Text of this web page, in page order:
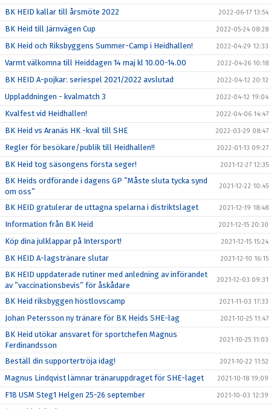
BK HEID kallar till årsmöte 2022 2022-06-17 13:54
BK Heid till Järnvägen Cup 2022-05-24 08:28
BK Heid och Riksbyggens Summer-Camp i Heidhallen! 2022-04-29 12:33
Varmt välkomna till Heiddagen 14 maj kl 10.00-14.00 2022-04-26 10:18
BK HEID A-pojkar: seriespel 2021/2022 avslutad 2022-04-12 20:12
Uppladdningen - kvalmatch 3 2022-04-12 19:04
Kvalfest vid Heidhallen! 2022-04-06 14:47
BK Heid vs Aranäs HK -kval till SHE 2022-03-29 08:47
Regler för besökare/publik till Heidhallen!! 2022-01-13 09:27
BK Heid tog säsongens första seger! 2021-12-27 12:35
BK Heids ordförande i dagens GP ”Måste sluta tycka synd
om oss”
2021-12-22 10:45
BK HEID gratulerar de uttagna spelarna i distriktslaget 2021-12-19 18:48
Information från BK Heid 2021-12-15 20:30
Köp dina julklappar på Intersport! 2021-12-15 15:24
BK HEID A-lagstränare slutar 2021-12-10 16:15
BK HEID uppdaterade rutiner med anledning av införandet
av ”vaccinationsbevis” för åskådare
2021-12-03 09:31
BK Heid riksbyggen höstlovscamp 2021-11-03 17:33
Johan Petersson ny tränare för BK Heids SHE-lag 2021-10-25 11:47
BK Heid utökar ansvaret för sportchefen Magnus
Ferdinandsson
2021-10-25 11:03
Beställ din supportertröja idag! 2021-10-22 11:52
Magnus Lindqvist lämnar tränaruppdraget för SHE-laget 2021-10-18 19:09
F18 USM Steg1 Helgen 25-26 september 2021-10-03 12:39